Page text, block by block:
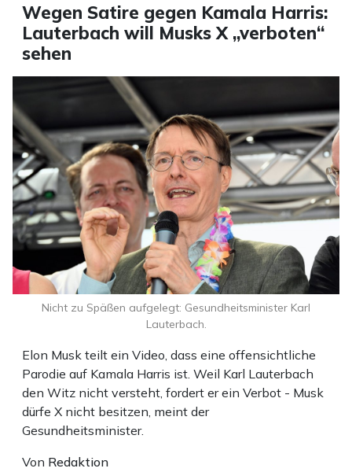
Wegen Satire gegen Kamala Harris:
Lauterbach will Musks X „verboten“
sehen
Elon Musk teilt ein Video, dass eine offensichtliche
Parodie auf Kamala Harris ist. Weil Karl Lauterbach
den Witz nicht versteht, fordert er ein Verbot - Musk
dürfe X nicht besitzen, meint der
Gesundheitsminister.
Von Redaktion
Nicht zu Späßen aufgelegt: Gesundheitsminister Karl
Lauterbach.